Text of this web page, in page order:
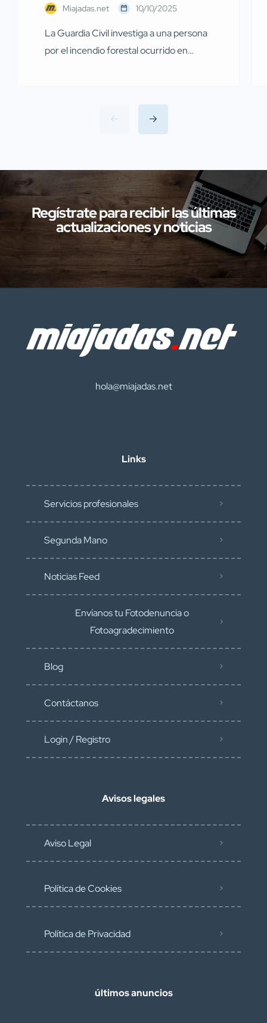
Miajadas.net 10/10/2025
La Guardia Civil investiga a una persona
por el incendio forestal ocurrido en
Servicio de Protección de la Naturaleza
(SEPRONA) de la Comandancia de
Cáceres han llevado a cabo
de la provincia de Cáceres relacionadas
con presuntos delitos […]
Regístrate para recibir las últimas
actualizaciones y noticias
hola@miajadas.net
Links
Servicios profesionales
Segunda Mano
Noticias Feed
Envíanos tu Fotodenuncia o
Fotoagradecimiento
Blog
Contáctanos
Login / Registro
Avisos legales
Aviso Legal
Política de Cookies
Política de Privacidad
últimos anuncios